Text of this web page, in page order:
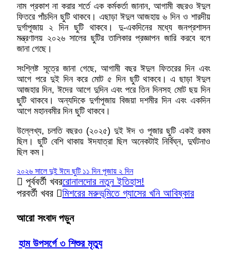
নাম প্রকাশ না করার শর্তে এক কর্মকর্তা জানান, আগামী বছরও ঈদুল
ফিতরে পাঁচদিন ছুটি থাকবে। এছাড়া ঈদুল আজহায় ৬ দিন ও শারদীয়
দুর্গাপূজায় ২ দিন ছুটি থাকবে। দু-একদিনের মধ্যে জনপ্রশাসন
মন্ত্রণালয় ২০২৬ সালের ছুটির তালিকার প্রজ্ঞাপন জারি করবে বলে
জানা গেছে।
সংশ্লিষ্ট সূত্রে জানা গেছে, আগামী বছর ঈদুল ফিতরের দিন এবং
আগে পরে দুই দিন করে মোট ৫ দিন ছুটি থাকবে। এ ছাড়া ঈদুল
আজহার দিন, ঈদের আগে দুদিন এবং পরে তিন দিনসহ মোট ছয় দিন
ছুটি থাকবে। অন্যদিকে দুর্গাপূজায় বিজয়া দশমীর দিন এবং একদিন
আগে মহানবমীর দিন ছুটি থাকবে।
উল্লেখ্য, চলতি বছরও (২০২৫) দুই ঈদ ও পূজার ছুটি একই রকম
ছিল। ছুটি বেশি থাকায় ঈদযাত্রা ছিল অনেকটাই নির্বিঘ্ন, দুর্ঘটনাও
ছিল কম।
২০২৬ সালে দুই ঈদে ছুটি ১১ দিন পূজায় ২ দিন
পূর্ববর্তী খবররোনালদোর নতুন ইতিহাস!
পরবর্তী খবর
মিশরের মরুভূমিতে গ্যাসের খনি আবিষ্কার
আরো সংবাদ পড়ুন
হাম উপসর্গে ৩ শিশুর মৃত্যু